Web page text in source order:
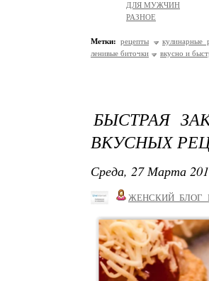
ДЛЯ МУЖЧИН
РАЗНОЕ
Метки: рецепты
кулинарные
ленивые биточки
вкусно и
БЫСТРАЯ
ВКУСНЫХ
Среда, 27 Марта